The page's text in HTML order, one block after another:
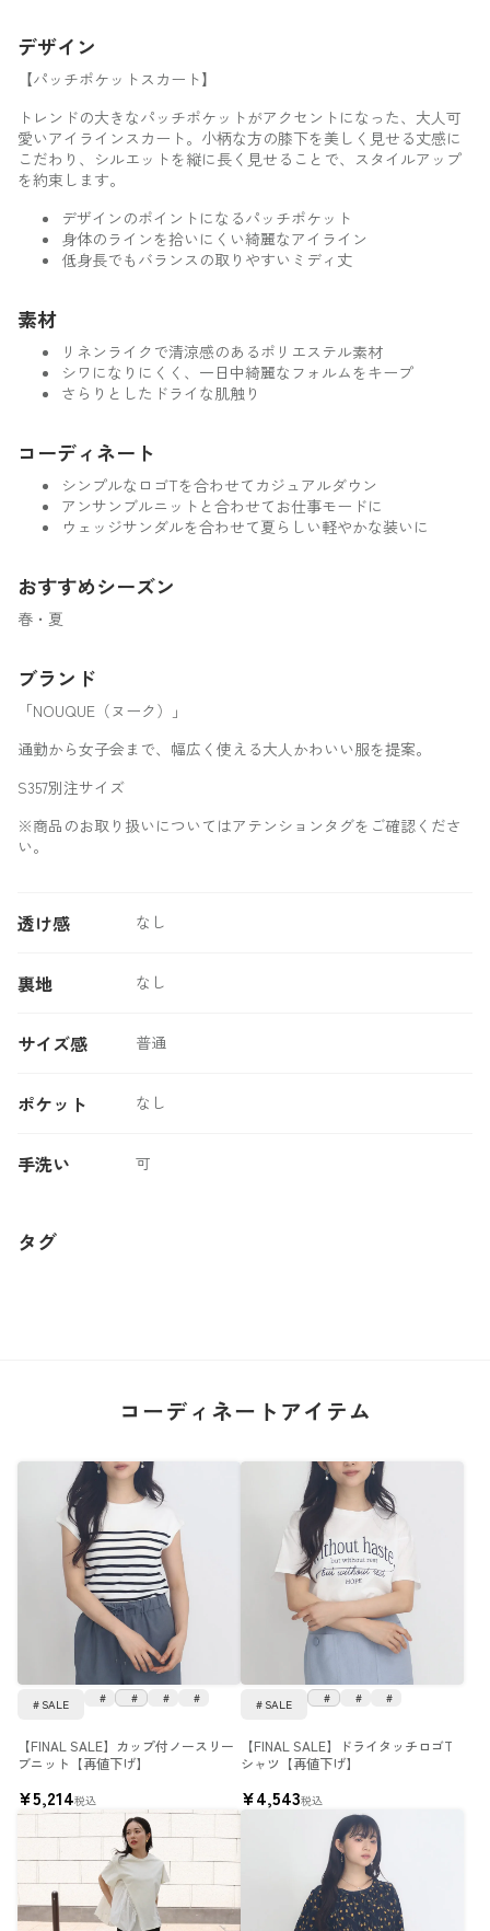
デザイン
【パッチポケットスカート】
トレンドの大きなパッチポケットがアクセントになった、大人可
愛いアイラインスカート。小柄な方の膝下を美しく見せる丈感に
こだわり、シルエットを縦に長く見せることで、スタイルアップ
を約束します。
デザインのポイントになるパッチポケット
身体のラインを拾いにくい綺麗なアイライン
低身長でもバランスの取りやすいミディ丈
素材
リネンライクで清涼感のあるポリエステル素材
シワになりにくく、一日中綺麗なフォルムをキープ
さらりとしたドライな肌触り
コーディネート
シンプルなロゴTを合わせてカジュアルダウン
アンサンブルニットと合わせてお仕事モードに
ウェッジサンダルを合わせて夏らしい軽やかな装いに
おすすめシーズン
春・夏
ブランド
「NOUQUE（ヌーク）」
通勤から女子会まで、幅広く使える大人かわいい服を提案。
S357別注サイズ
※商品のお取り扱いについてはアテンションタグをご確認くださ
い。
透け感 なし
裏地 なし
サイズ感 普通
ポケット なし
手洗い 可
タグ
コーディネートアイテム
【FINAL SALE】カップ付ノースリー
ブニット【再値下げ】
SALE
¥5,214税込
【FINAL SALE】ドライタッチロゴT
シャツ【再値下げ】
SALE
¥4,543税込